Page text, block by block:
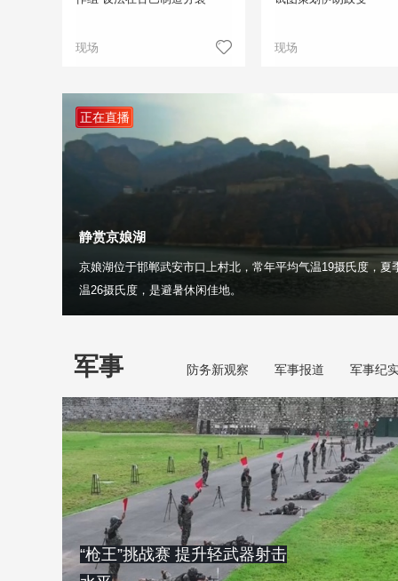
现场 现场
正在直播
静赏京娘湖
京娘湖位于邯郸武安市口上村北，常年平均气温19摄氏度，夏
温26摄氏度，是避暑休闲佳地。
军事 防务新观察 军事报道 军事纪
“枪王”挑战赛 提升轻武器射击